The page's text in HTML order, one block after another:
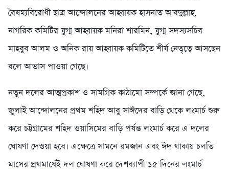
বৈষম্যবিরোধী ছাত্র আন্দোলনের আহ্বায়ক হাসনাত আবদুল্লাহ,
নাগরিক কমিটির যুগ্ম আহ্বায়ক মনিরা শারমিন, যুগ্ম সদস্যসচিব
মাহবুব আলম ও অনিক রায় আহ্বায়ক কমিটিতে শীর্ষ নেতৃত্বে আসছেন
বলে আভাস পাওয়া গেছে।
নতুন দলের আত্মপ্রকাশ ও সামগ্রিক কাঠামো সম্পর্কে জানা গেছে,
জুলাই আন্দোলনের প্রথম শহিদ আবু সাঈদের বাড়ি থেকে লংমার্চ শুরু
করে চট্টগ্রামের শহিদ ওয়াসিমের বাড়ি পর্যন্ত লংমার্চ করে এ দলের
ঘোষণা দেওয়া হবে। এক্ষেত্রে সামনে রমজান এবং ঈদ থাকায় চলতি
মাসের প্রথমার্ধেই দল ঘোষণা করে দেশব্যাপী ১৫ দিনের লংমার্চ